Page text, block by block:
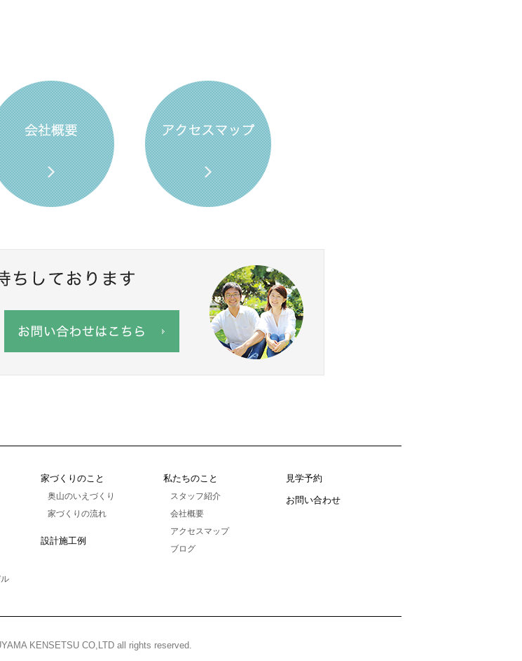
家づくりのこと
奥山のいえづくり
家づくりの流れ
設計施工例
私たちのこと
スタッフ紹介
会社概要
アクセスマップ
ブログ
見学予約
お問い合わせ
KENSETSU CO,LTD all rights reserved.